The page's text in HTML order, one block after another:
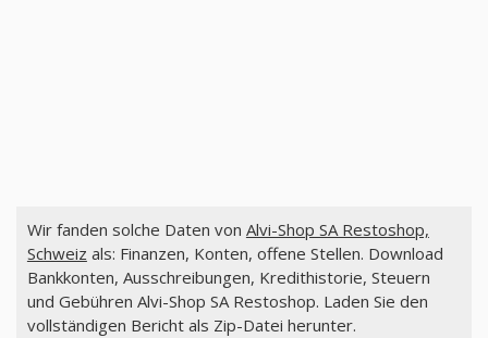
Wir fanden solche Daten von Alvi-Shop SA Restoshop,
Schweiz als: Finanzen, Konten, offene Stellen. Download
Bankkonten, Ausschreibungen, Kredithistorie, Steuern
und Gebühren Alvi-Shop SA Restoshop. Laden Sie den
vollständigen Bericht als Zip-Datei herunter.